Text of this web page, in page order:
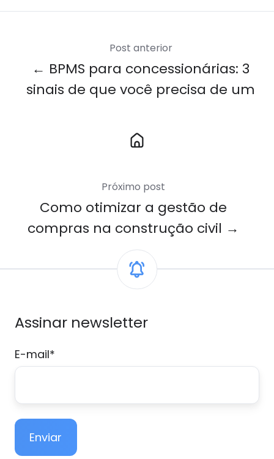
Post anterior
← BPMS para concessionárias: 3
sinais de que você precisa de um
Link
Home
Próximo post
Como otimizar a gestão de
compras na construção civil →
Assinar newsletter
E-mail*